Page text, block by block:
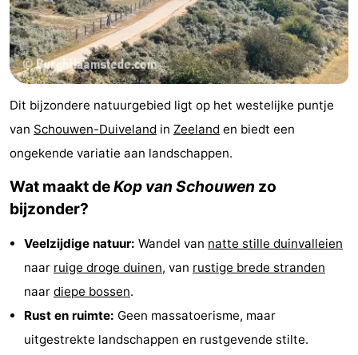
Oase
Duinoord
-
Ginsterveld
-
Julianahoeve
Livingstone
Port
Greve
-
Port
-
Haamstede
Résidence
Hof
Schouwen
Schouwse
Dit bijzondere natuurgebied ligt op het westelijke puntje
van Schouwen-Duiveland in Zeeland en biedt een
ongekende variatie aan landschappen.
Wat maakt deKop van Schouwen zo
bijzonder?
Veelzijdige natuur: Wandel van natte stille duinvalleien
naar ruige droge duinen, van rustige brede stranden
naar diepe bossen.
Rust en ruimte: Geen massatoerisme, maar
uitgestrekte landschappen en rustgevende stilte.